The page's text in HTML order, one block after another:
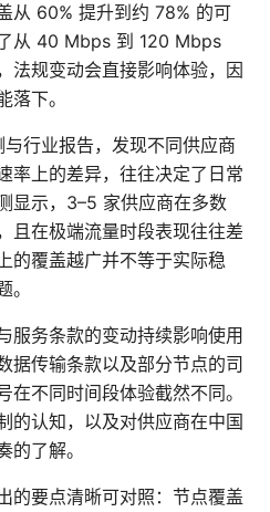
从 60% 提升到约 78% 的可
从 40 Mbps 到 120 Mbps
法规变动会直接影响体验，因
落下。
行业报告，发现不同供应商
率上的差异，往往决定了日常
显示，3–5 家供应商在多数
且在极端流量时段表现往往差
的覆盖越广并不等于实际稳
服务条款的变动持续影响使用
据传输条款以及部分节点的司
在不同时间段体验截然不同。
的认知，以及对供应商在中国
的了解。
的要点清晰可对照：节点覆盖